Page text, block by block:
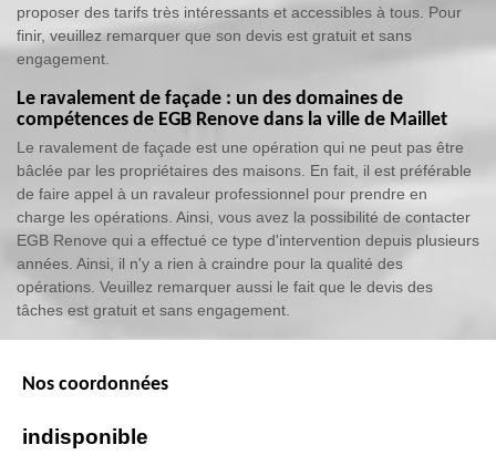
proposer des tarifs très intéressants et accessibles à tous. Pour
finir, veuillez remarquer que son devis est gratuit et sans
engagement.
Le ravalement de façade : un des domaines de
compétences de EGB Renove dans la ville de Maillet
Le ravalement de façade est une opération qui ne peut pas être
bâclée par les propriétaires des maisons. En fait, il est préférable
de faire appel à un ravaleur professionnel pour prendre en
charge les opérations. Ainsi, vous avez la possibilité de contacter
EGB Renove qui a effectué ce type d'intervention depuis plusieurs
années. Ainsi, il n'y a rien à craindre pour la qualité des
opérations. Veuillez remarquer aussi le fait que le devis des
tâches est gratuit et sans engagement.
Nos coordonnées
indisponible